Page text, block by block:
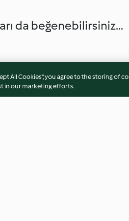
da beğenebilirsiniz...
All Cookies”, you agree to the storing of
in our marketing efforts.